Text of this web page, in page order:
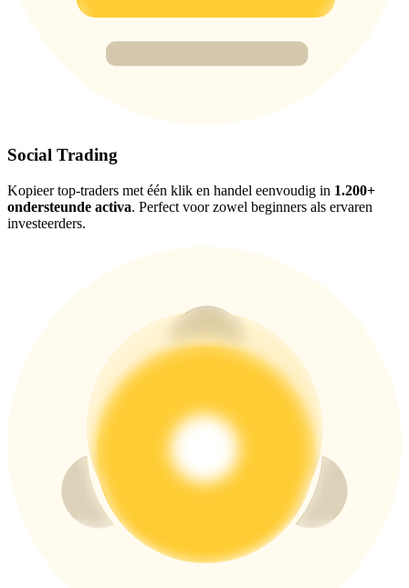
USDT New User Exclusive 10% APR
BTC New User Exclusive: 6.5% APR
BTC Flexible Staking | Daily Rewards
Meer evenementen
Win prijzen en exclusieve beloningen
Social Trading
Kopieer top-traders met één klik en handel eenvoudig in 1.200+
ondersteunde activa. Perfect voor zowel beginners als ervaren
investeerders.